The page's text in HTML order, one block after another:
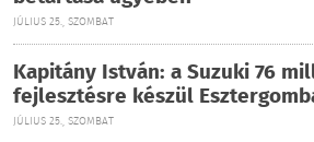
JÚLIUS 25., SZOMBAT
Kapitány István: a Suzuki 76
fejlesztésre készül
JÚLIUS 25., SZOMBAT